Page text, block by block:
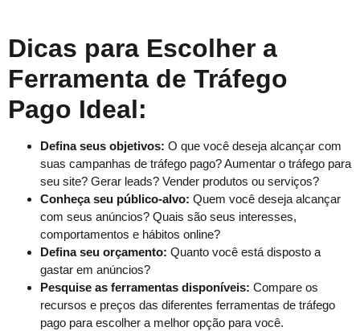
Dicas para Escolher a
Ferramenta de Tráfego
Pago Ideal:
Defina seus objetivos: O que você deseja alcançar com
suas campanhas de tráfego pago? Aumentar o tráfego para
seu site? Gerar leads? Vender produtos ou serviços?
Conheça seu público-alvo: Quem você deseja alcançar
com seus anúncios? Quais são seus interesses,
comportamentos e hábitos online?
Defina seu orçamento: Quanto você está disposto a
gastar em anúncios?
Pesquise as ferramentas disponíveis: Compare os
recursos e preços das diferentes ferramentas de tráfego
pago para escolher a melhor opção para você.